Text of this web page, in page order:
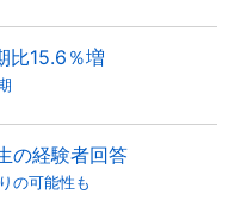
比15.6％増
の経験者回答
の可能性も